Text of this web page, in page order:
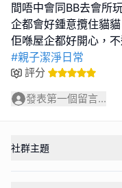
間唔中會同BB去會所
企都會好鍾意攬住貓
#親子潔淨日常
評分
發表第一個留言...
社群主題